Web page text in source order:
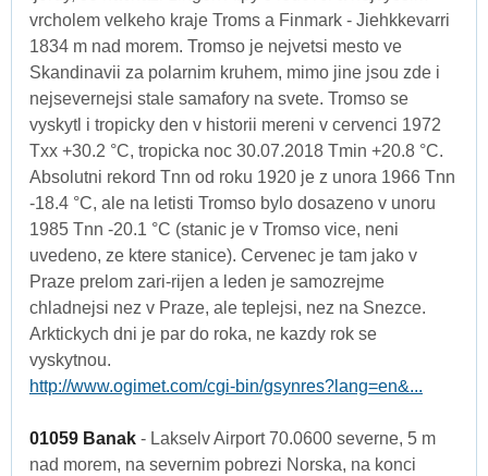
vrcholem velkeho kraje Troms a Finmark - Jiehkkevarri
1834 m nad morem. Tromso je nejvetsi mesto ve
Skandinavii za polarnim kruhem, mimo jine jsou zde i
nejsevernejsi stale samafory na svete. Tromso se
vyskytl i tropicky den v historii mereni v cervenci 1972
Txx +30.2 °C, tropicka noc 30.07.2018 Tmin +20.8 °C.
Absolutni rekord Tnn od roku 1920 je z unora 1966 Tnn
-18.4 °C, ale na letisti Tromso bylo dosazeno v unoru
1985 Tnn -20.1 °C (stanic je v Tromso vice, neni
uvedeno, ze ktere stanice). Cervenec je tam jako v
Praze prelom zari-rijen a leden je samozrejme
chladnejsi nez v Praze, ale teplejsi, nez na Snezce.
Arktickych dni je par do roka, ne kazdy rok se
vyskytnou.
http://www.ogimet.com/cgi-bin/gsynres?lang=en&...
01059 Banak - Lakselv Airport 70.0600 severne, 5 m
nad morem, na severnim pobrezi Norska, na konci